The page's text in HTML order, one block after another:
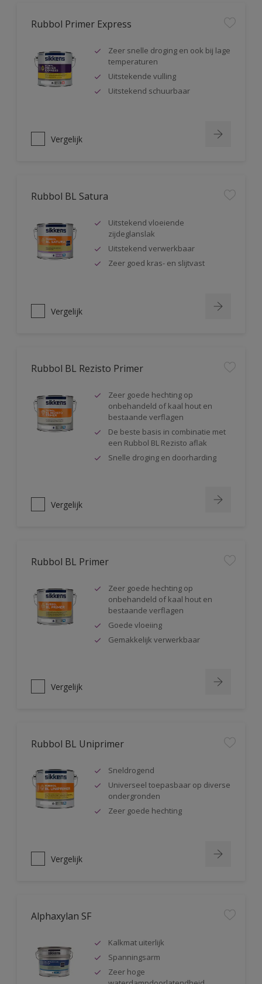
Rubbol Primer Express
Zeer snelle droging en ook bij lage
temperaturen
Uitstekende vulling
Uitstekend schuurbaar
Vergelijk
Rubbol BL Satura
Uitstekend vloeiende
zijdeglanslak
Uitstekend verwerkbaar
Zeer goed kras- en slijtvast
Vergelijk
Rubbol BL Rezisto Primer
Zeer goede hechting op
onbehandeld of kaal hout en
bestaande verflagen
De beste basis in combinatie met
een Rubbol BL Rezisto aflak
Snelle droging en doorharding
Vergelijk
Rubbol BL Primer
Zeer goede hechting op
onbehandeld of kaal hout en
bestaande verflagen
Goede vloeiing
Gemakkelijk verwerkbaar
Vergelijk
Rubbol BL Uniprimer
Sneldrogend
Universeel toepasbaar op diverse
ondergronden
Zeer goede hechting
Vergelijk
Alphaxylan SF
Kalkmat uiterlijk
Spanningsarm
Zeer hoge